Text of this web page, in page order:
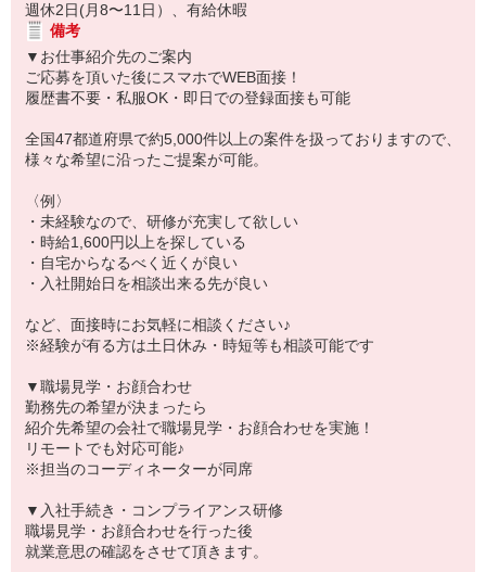
週休2日(月8〜11日）、有給休暇
備考
▼お仕事紹介先のご案内
ご応募を頂いた後にスマホでWEB面接！
履歴書不要・私服OK・即日での登録面接も可能
全国47都道府県で約5,000件以上の案件を扱っておりますので、
様々な希望に沿ったご提案が可能。
〈例〉
・未経験なので、研修が充実して欲しい
・時給1,600円以上を探している
・自宅からなるべく近くが良い
・入社開始日を相談出来る先が良い
など、面接時にお気軽に相談ください♪
※経験が有る方は土日休み・時短等も相談可能です
▼職場見学・お顔合わせ
勤務先の希望が決まったら
紹介先希望の会社で職場見学・お顔合わせを実施！
リモートでも対応可能♪
※担当のコーディネーターが同席
▼入社手続き・コンプライアンス研修
職場見学・お顔合わせを行った後
就業意思の確認をさせて頂きます。